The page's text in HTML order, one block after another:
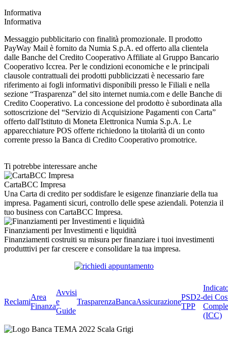
Informativa
Informativa
Messaggio pubblicitario con finalità promozionale. Il prodotto
PayWay Mail è fornito da Numia S.p.A. ed offerto alla clientela
dalle Banche del Credito Cooperativo Affiliate al Gruppo Bancario
Cooperativo Iccrea. Per le condizioni economiche e le principali
clausole contrattuali dei prodotti pubblicizzati è necessario fare
riferimento ai fogli informativi disponibili presso le Filiali e nella
sezione “Trasparenza” del sito internet numia.com e delle Banche di
Credito Cooperativo. La concessione del prodotto è subordinata alla
sottoscrizione del “Servizio di Acquisizione Pagamenti con Carta”
offerto dall'Istituto di Moneta Elettronica Numia S.p.A. Le
apparecchiature POS offerte richiedono la titolarità di un conto
corrente presso la Banca di Credito Cooperativo promotrice.
Ti potrebbe interessare anche
CartaBCC Impresa
Una Carta di credito per soddisfare le esigenze finanziarie della tua
impresa. Pagamenti sicuri, controllo delle spese aziendali. Potenzia il
tuo business con CartaBCC Impresa.
Finanziamenti per Investimenti e liquidità
Finanziamenti costruiti su misura per finanziare i tuoi investimenti
produtttivi per far crescere e consolidare la tua impresa.
Reclami
Area
Finanza
Avvisi
e
Guide
TrasparenzaBancaAssicurazione
PSD2-
TPP
dei
(ICC)